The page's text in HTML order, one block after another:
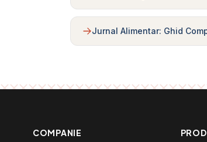
Jurnal Alimentar: Ghid
COMPANIE